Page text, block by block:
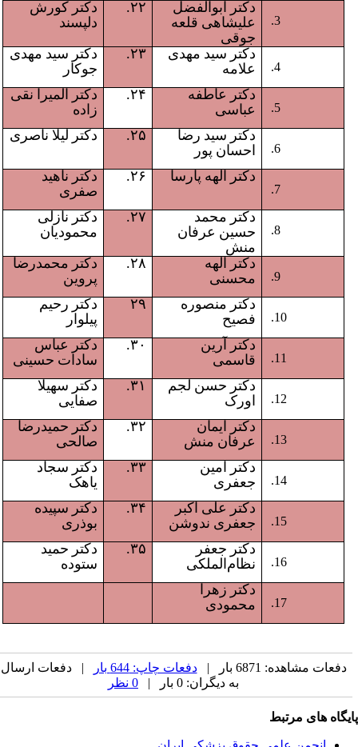
دکتر ابوالفضل
علیشاهی قلعه
جوقی
۲۲.
دکتر کورش
دلپسند
دکتر سید مهدی
علامه
۲۳.
دکتر سید مهدی
جوکار
دکتر عاطفه
عباسی
۲۴.
دکتر المیرا نقی
زاده
دکتر سید رضا
احسان پور
۲۵. دکتر لیلا ناصری
دکتر الهه پارسا ۲۶.
دکتر ناهید
صفری
دکتر محمد
حسین عرفان
منش
۲۷.
دکتر نازلی
محمودیان
دکتر الهه
محسنی
۲۸.
دکتر محمدرضا
پروین
دکتر منصوره
فصیح
۲۹
دکتر رحیم
پیلوار
دکتر آرین
قاسمی
۳۰.
دکتر عباس
سادات حسینی
دکتر حسن لجم
اورک
۳۱.
دکتر سهیلا
صفایی
دکتر ایمان
عرفان منش
۳۲.
دکتر حمیدرضا
صالحی
دکتر امین
جعفری
۳۳.
دکتر سجاد
یاهک
دکتر علی اکبر
جعفری ندوشن
۳۴.
دکتر سپیده
بوذری
دکتر جعفر
نظام‌الملکی
۳۵.
دکتر حمید
ستوده
دکتر زهرا
محمودی
دفعات مشاهده: 6871 بار | دفعات چاپ: 644 بار
| دفعات ارسال
به دیگران: 0 بار |
های مرتبط